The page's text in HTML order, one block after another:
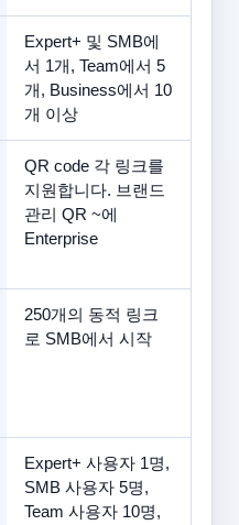
Expert+ 및 SMB에
서 1개, Team에서 5
개, Business에서 10
개 이상
QR code 각 링크를
지원합니다. 브랜드
관리 QR ~에
Enterprise
250개의 동적 링크
로 SMB에서 시작
Expert+ 사용자 1명,
SMB 사용자 5명,
Team 사용자 10명,